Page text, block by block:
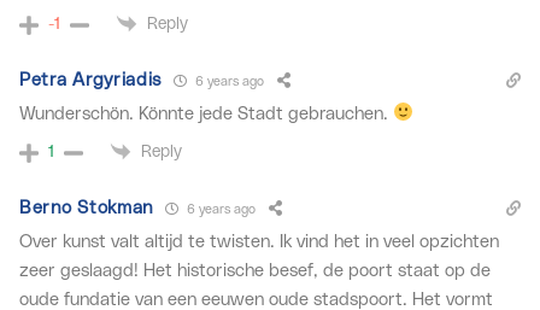
-1 Reply
Petra Argyriadis 6 years ago
Wunderschön. Könnte jede Stadt gebrauchen.
1 Reply
Berno Stokman 6 years ago
Over kunst valt altijd te twisten. Ik vind het in veel opzichten
zeer geslaagd! Het historische besef, de poort staat op de
oude fundatie van een eeuwen oude stadspoort. Het vormt